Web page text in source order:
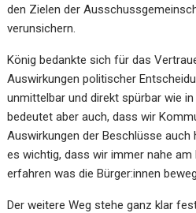
den Zielen der
verunsichern.
König bedankte sich für das
Auswirkungen politischer
unmittelbar und direkt spürbar wie
bedeutet aber auch, dass wir
Auswirkungen der Beschlüsse auch
es wichtig, dass wir immer nahe am
erfahren was die Bürger:innen
Der weitere Weg stehe ganz klar